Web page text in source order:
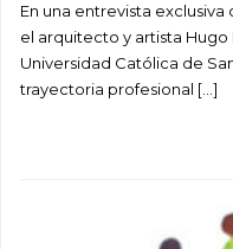
En una entrevista
el arquitecto y artista Hugo
Universidad Católica de
trayectoria profesional […]